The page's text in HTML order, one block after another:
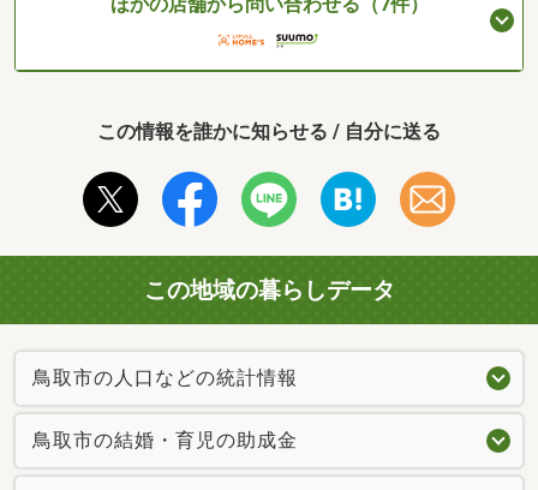
ほかの店舗から問い合わせる（7件）
この情報を誰かに知らせる / 自分に送る
この地域の暮らしデータ
鳥取市の人口などの統計情報
鳥取市の結婚・育児の助成金